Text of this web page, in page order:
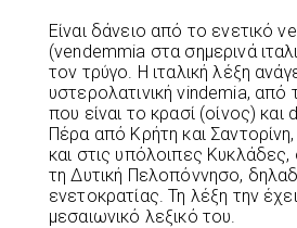
Είναι δάνειο από το ενετικό
(vendemmia στα σημερινά
τον τρύγο. Η ιταλική λέξη
υστερολατινική vindemia, από
που είναι το κρασί (οίνος) και
Πέρα από Κρήτη και
και στις υπόλοιπες Κυκλάδες,
τη Δυτική Πελοπόννησο,
ενετοκρατίας. Τη λέξη την
μεσαιωνικό λεξικό του.